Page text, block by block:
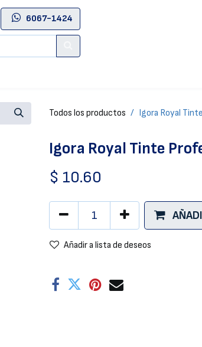
6067-1424
Todos los productos Igora Royal
Igora Royal Tinte
$ 10.60
Añadir a lista de deseos